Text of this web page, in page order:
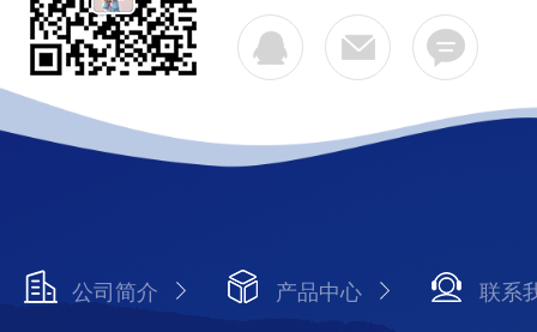
公司简介 产品中心 联系